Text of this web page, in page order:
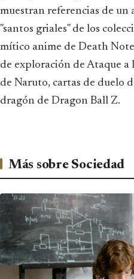
muestran referencias de un
"santos griales" de los
mítico anime de Death
de exploración de Ataque
de Naruto, cartas de duelo
dragón de Dragon Ball Z.
Más sobre Sociedad